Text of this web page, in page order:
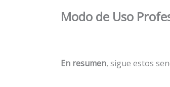
Modo de Uso
En resumen, sigue estos